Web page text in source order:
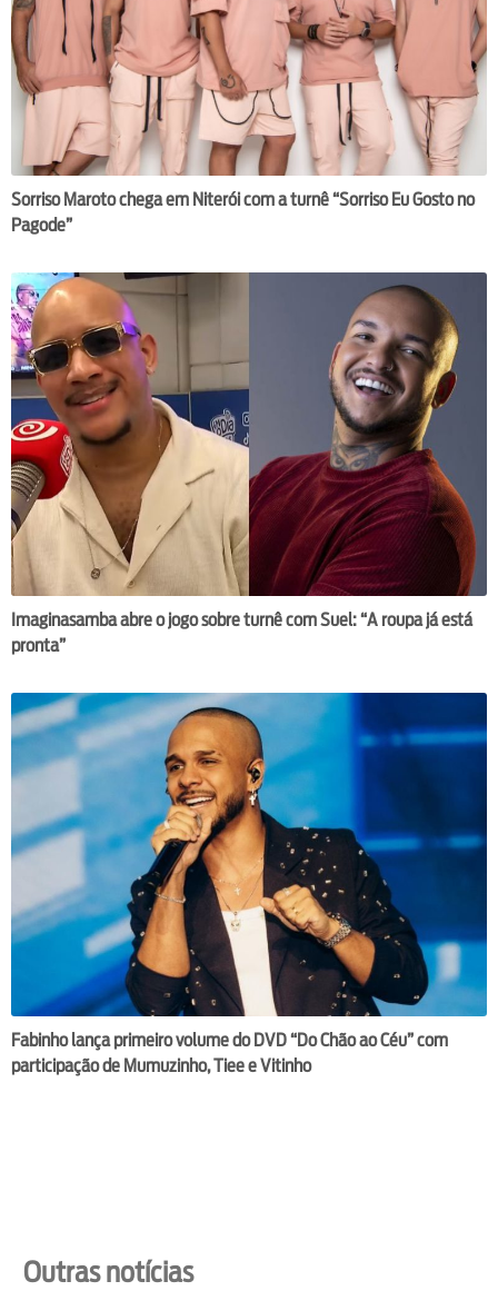
Sorriso Maroto chega em Niterói com a turnê “Sorriso Eu Gosto no
Pagode”
Imaginasamba abre o jogo sobre turnê com Suel: “A roupa já está
pronta”
Fabinho lança primeiro volume do DVD “Do Chão ao Céu” com
participação de Mumuzinho, Tiee e Vitinho
Outras notícias